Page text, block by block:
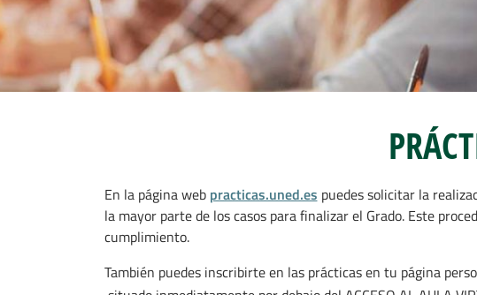
En la página web practicas.uned.es puedes solicitar la
la mayor parte de los casos para finalizar el Grado. Este
cumplimiento.
También puedes inscribirte en las prácticas en tu página